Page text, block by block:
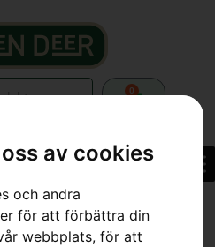
av cookies
och andra
för att förbättra din
webbplats, för att
0